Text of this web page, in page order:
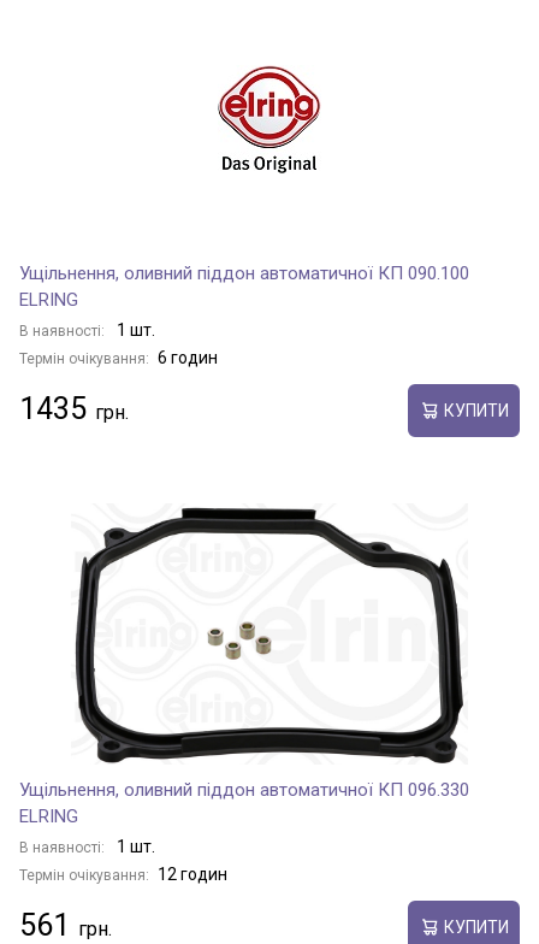
Ущільнення, оливний піддон автоматичної КП 090.100
ELRING
В наявності: 1 шт.
Термін очікування: 6 годин
1435 КУПИТИ
Ущільнення, оливний піддон автоматичної КП 096.330
ELRING
В наявності: 1 шт.
Термін очікування: 12 годин
561 КУПИТИ